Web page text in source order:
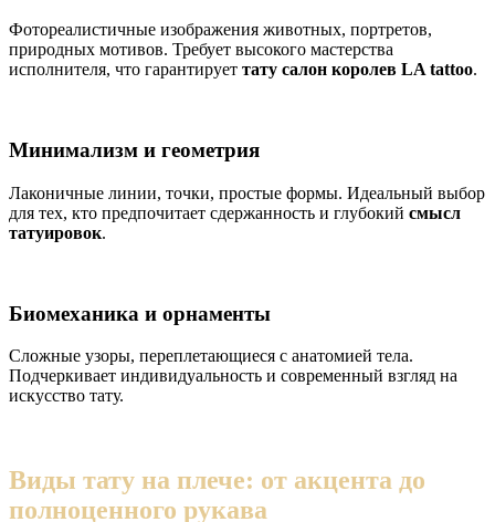
Фотореалистичные изображения животных, портретов,
природных мотивов. Требует высокого мастерства
исполнителя, что гарантирует тату салон королев LA tattoo.
Минимализм и геометрия
Лаконичные линии, точки, простые формы. Идеальный выбор
для тех, кто предпочитает сдержанность и глубокий смысл
татуировок.
Биомеханика и орнаменты
Сложные узоры, переплетающиеся с анатомией тела.
Подчеркивает индивидуальность и современный взгляд на
искусство тату.
Виды тату на плече: от акцента до
полноценного рукава